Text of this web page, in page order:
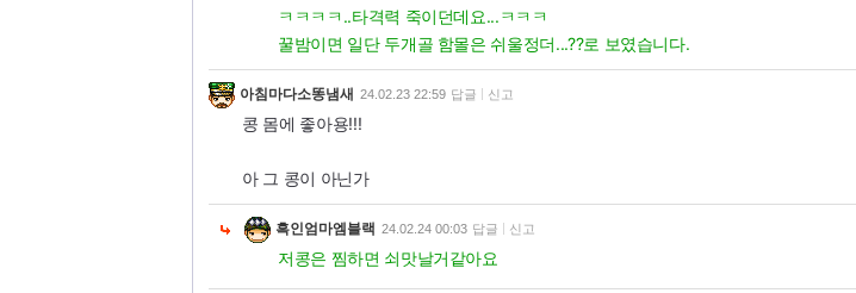
ㅋㅋㅋㅋ..타격력 죽이던데요...ㅋㅋㅋ
꿀밤이면 일단 두개골 함몰은 쉬울정더...??로 보였습니다.
아침마다소똥냄새 24.02.23 22:59 답글 신고
콩 몸에 좋아용!!!
아 그 콩이 아닌가
흑인엄마엠블랙 24.02.24 00:03 답글 신고
저콩은 찜하면 쇠맛날거같아요